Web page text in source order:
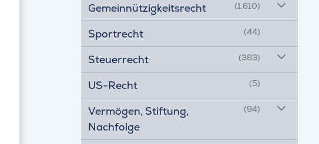
Gemeinnützigkeitsrecht (1.610)
Sportrecht (44)
Steuerrecht (383)
US-Recht (5)
Vermögen, Stiftung,
Nachfolge
(94)